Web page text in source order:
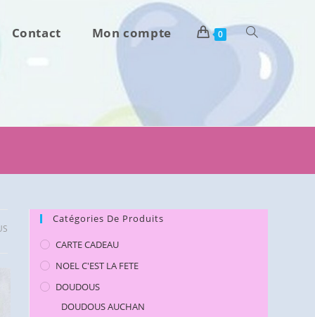
Contact Mon compte 0 Toggle
Catégories De Produits
CARTE CADEAU
NOEL C'EST LA FETE
DOUDOUS
DOUDOUS AUCHAN